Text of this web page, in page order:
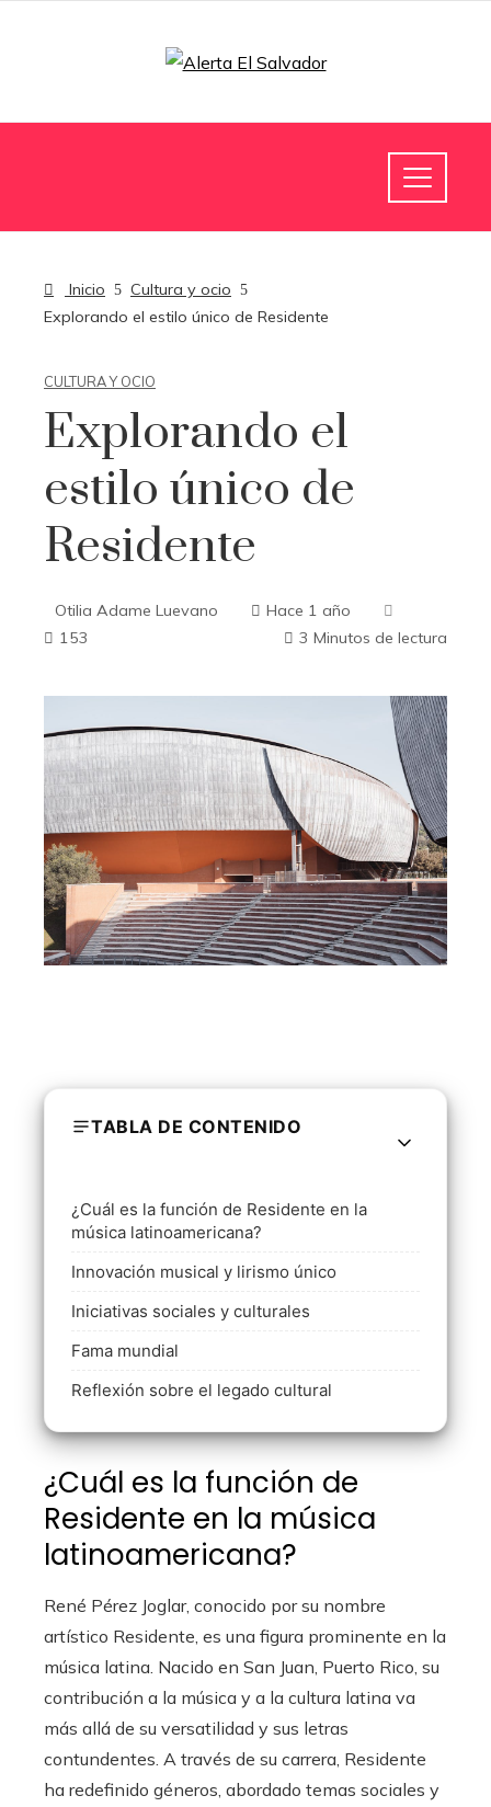
Inicio
Cultura y ocio
Explorando el estilo único de Residente
CULTURA Y OCIO
Explorando el
estilo único de
Residente
Otilia Adame Luevano
Hace 1 año
153
3 Minutos de lectura
TABLA DE CONTENIDO
¿Cuál es la función de Residente en la
música latinoamericana?
Innovación musical y lirismo único
Iniciativas sociales y culturales
Fama mundial
Reflexión sobre el legado cultural
¿Cuál es la función de
Residente en la música
latinoamericana?
René Pérez Joglar, conocido por su nombre
artístico Residente, es una figura prominente en la
música latina. Nacido en San Juan, Puerto Rico, su
contribución a la música y a la cultura latina va
más allá de su versatilidad y sus letras
contundentes. A través de su carrera, Residente
ha redefinido géneros, abordado temas sociales y